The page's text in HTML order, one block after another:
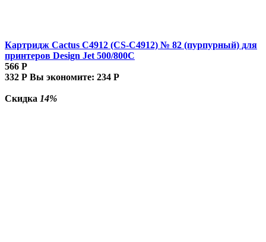
Картридж Cactus C4912 (CS-C4912) № 82 (пурпурный) для
принтеров Design Jet 500/800C
566 Р
332 Р Вы экономите: 234 Р
Скидка 14%